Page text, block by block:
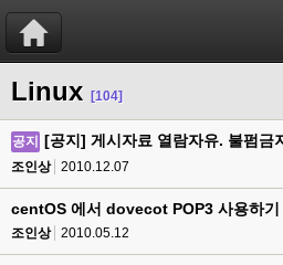
Linux [104]
공지 [공지] 게시자료 열람자유. 불펌금
조인상 2010.12.07
centOS 에서 dovecot POP3 사용하기
조인상 2010.05.12